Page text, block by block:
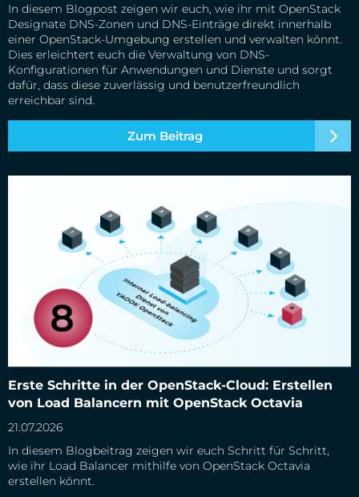
In diesem Blogpost zeigen wir euch, wie ihr mit OpenStack
Designate DNS-Zonen und DNS-Einträge direkt innerhalb
einer OpenStack-Umgebung erstellen und verwalten könnt.
Dies erleichtert euch die Verwaltung von DNS-
Konfigurationen für Anwendungen und Dienste und sorgt
dafür, dass diese zuverlässig und benutzerfreundlich
erreichbar sind.
Zum Beitrag
Erste Schritte in der OpenStack-Cloud: Erstellen
von Load Balancern mit OpenStack Octavia
21.07.2026
In diesem Blogbeitrag zeigen wir euch Schritt für Schritt,
wie ihr Load Balancer mithilfe von OpenStack Octavia
erstellen könnt.
Erste Schritte in der OpenStack-Cloud: Erstellen von Load
Balancern mit OpenStack Octavia